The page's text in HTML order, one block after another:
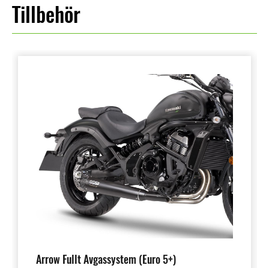
Tillbehör
Arrow Fullt Avgassystem (Euro 5+)